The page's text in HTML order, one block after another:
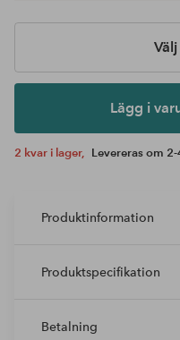
Lägg i
2 kvar i lager, Levereras om
Produktinformation
Produktspecifikation
Betalning